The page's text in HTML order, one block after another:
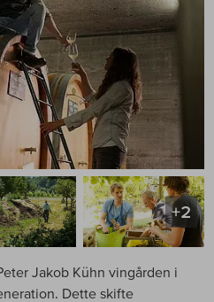
+2
Jakob Kühn vingården i
Dette skifte